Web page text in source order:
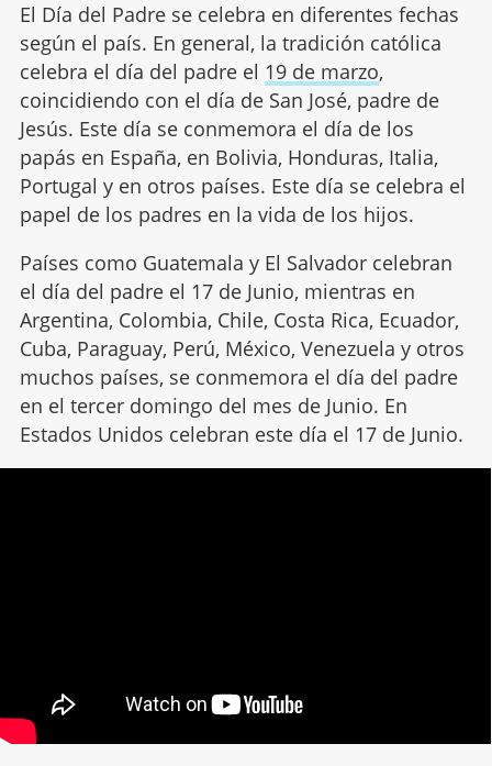
El Día del Padre se celebra en diferentes fechas
según el país. En general, la tradición católica
celebra el día del padre el 19 de marzo,
coincidiendo con el día de San José, padre de
Jesús. Este día se conmemora el día de los
papás en España, en Bolivia, Honduras, Italia,
Portugal y en otros países. Este día se celebra el
papel de los padres en la vida de los hijos.
Países como Guatemala y El Salvador celebran
el día del padre el 17 de Junio, mientras en
Argentina, Colombia, Chile, Costa Rica, Ecuador,
Cuba, Paraguay, Perú, México, Venezuela y otros
muchos países, se conmemora el día del padre
en el tercer domingo del mes de Junio. En
Estados Unidos celebran este día el 17 de Junio.